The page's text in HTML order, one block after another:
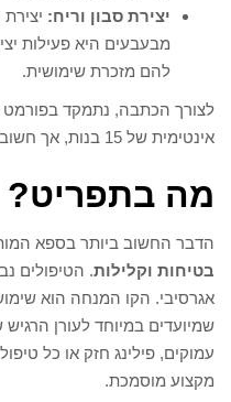
יצירת סבון וריח:
מבעבעים היא פעילות
להם מזכרת שימושית.
לצורך הכתבה, נתמקד בפורמט
אינטימית של 15 בנות, אך חשוב לדעת שתמיד אפשר לשלב.
מה בתפריט?
הדבר החשוב ביותר בספא
בטיחות וקלילות. הטיפולים
אגרסיבי. הקו המנחה הוא
שמיועדים במיוחד לעורן
עמוקים, פילינג חזק או כל
מקצוע מוסמכת.